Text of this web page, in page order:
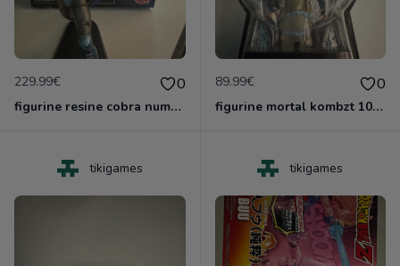
229.99€ 0
figurine resine cobra numerote neuve de karidma toys
89.99€ 0
figurine mortal kombzt 10 neuf blister
tikigames tikigames